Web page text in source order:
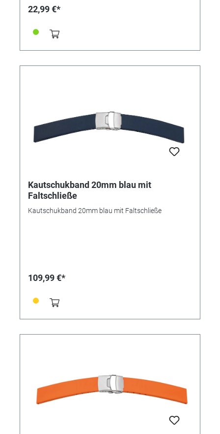
22,99 €*
Kautschukband 20mm blau mit
Faltschließe
Kautschukband 20mm blau mit Faltschließe
109,99 €*